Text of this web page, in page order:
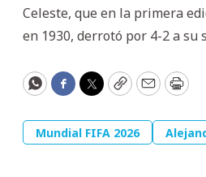
Celeste, que en la primera
en 1930, derrotó por 4-2 a su
WhatsApp
Facebook
Twitter
CopyEmailPrint
Mundial FIFA 2026